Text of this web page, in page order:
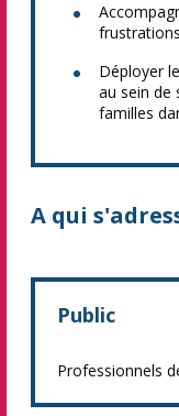
Déployer
au sein de
familles
A qui
Public
Professionnels